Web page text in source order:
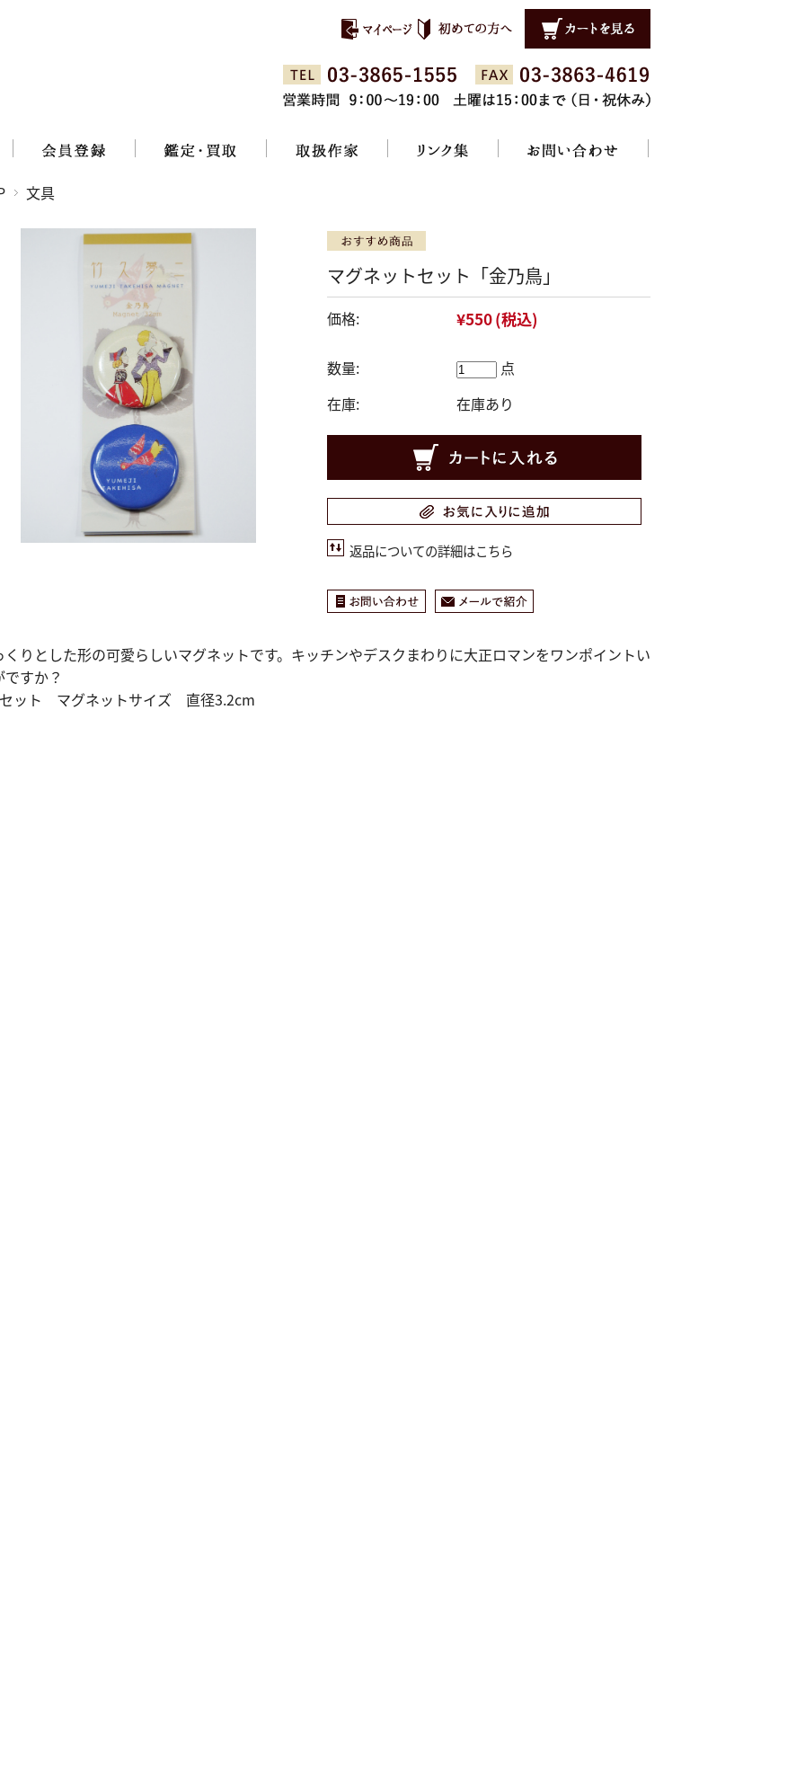
文具
マグネットセット「金乃鳥」
価格: ¥550(税込)
数量:
点
在庫:
在庫あり
返品についての詳細はこちら
くりとした形の可愛らしいマグネットです。キッチンやデスクまわりに大正ロマンをワンポイントい
ですか？
ット マグネットサイズ 直径3.2cm